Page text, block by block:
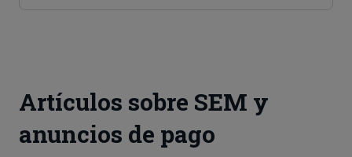
Artículos sobre SEM y
anuncios de pago